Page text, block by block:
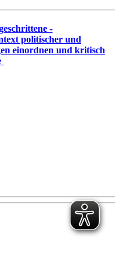
-
politischer und
einordnen und kritisch